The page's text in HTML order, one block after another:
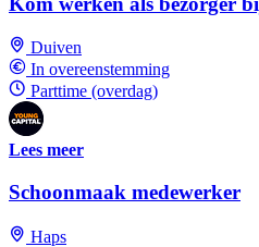
Duiven
In overeenstemming
Parttime (overdag)
Lees meer
Schoonmaak medewerker
Haps